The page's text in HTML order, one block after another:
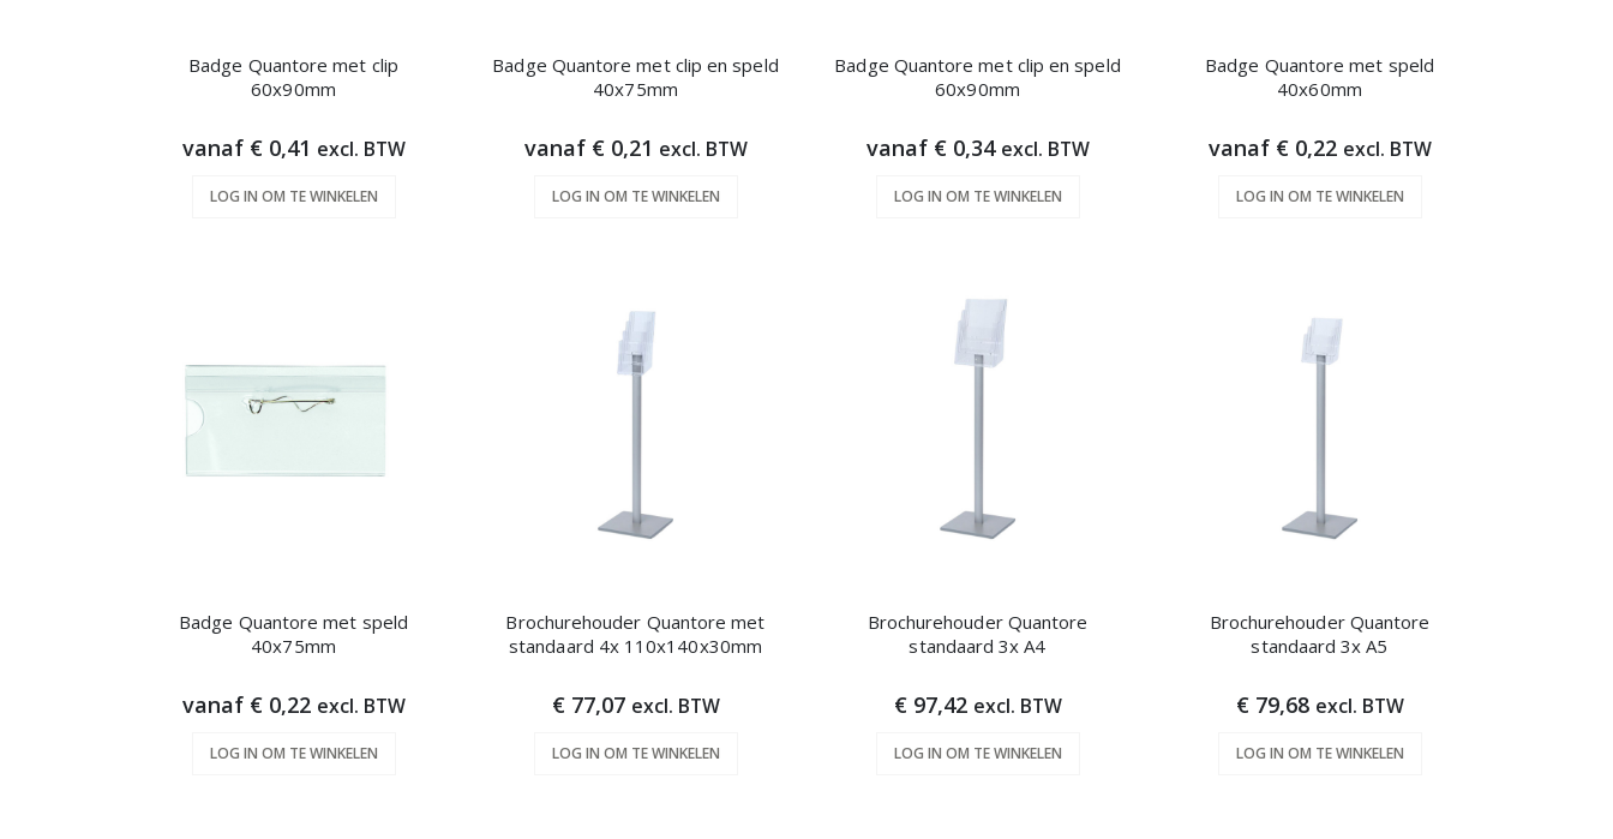
Badge Quantore met clip
60x90mm
vanaf € 0,41 excl. BTW
LOG IN OM TE WINKELEN
Badge Quantore met clip en speld
40x75mm
vanaf € 0,21 excl. BTW
LOG IN OM TE WINKELEN
Badge Quantore met clip en speld
60x90mm
vanaf € 0,34 excl. BTW
LOG IN OM TE WINKELEN
Badge Quantore met speld
40x60mm
vanaf € 0,22 excl. BTW
LOG IN OM TE WINKELEN
Badge Quantore met speld
40x75mm
vanaf € 0,22 excl. BTW
LOG IN OM TE WINKELEN
Brochurehouder Quantore met
standaard 4x 110x140x30mm
€ 77,07 excl. BTW
LOG IN OM TE WINKELEN
Brochurehouder Quantore
standaard 3x A4
€ 97,42 excl. BTW
LOG IN OM TE WINKELEN
Brochurehouder Quantore
standaard 3x A5
€ 79,68 excl. BTW
LOG IN OM TE WINKELEN